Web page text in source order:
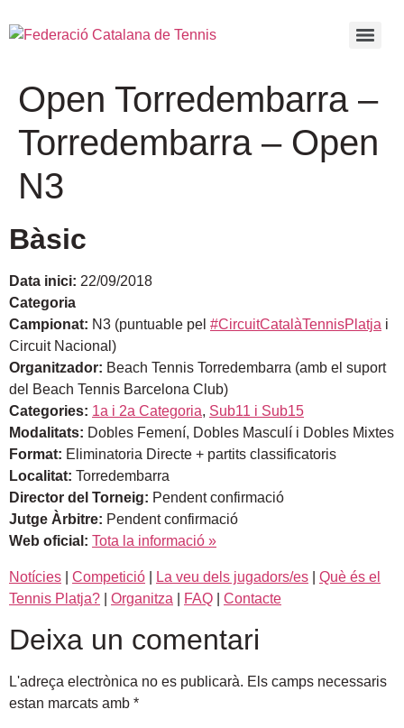
Open Torredembarra –
Torredembarra – Open
N3
Bàsic
Data inici: 22/09/2018
Categoria
Campionat: N3 (puntuable pel #CircuitCatalàTennisPlatja i
Circuit Nacional)
Organitzador: Beach Tennis Torredembarra (amb el suport
del Beach Tennis Barcelona Club)
Categories: 1a i 2a Categoria, Sub11 i Sub15
Modalitats: Dobles Femení, Dobles Masculí i Dobles Mixtes
Format: Eliminatoria Directe + partits classificatoris
Localitat: Torredembarra
Director del Torneig: Pendent confirmació
Jutge Àrbitre: Pendent confirmació
Web oficial: Tota la informació »
Notícies Competició La veu dels jugadors/es
Què és el
Tennis Platja?
Organitza FAQ Contacte
Deixa un comentari
L'adreça electrònica no es publicarà. Els camps necessaris
estan marcats amb *